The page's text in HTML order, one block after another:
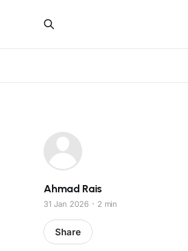
Ahmad Rais
31 Jan 2026 2 min
Share